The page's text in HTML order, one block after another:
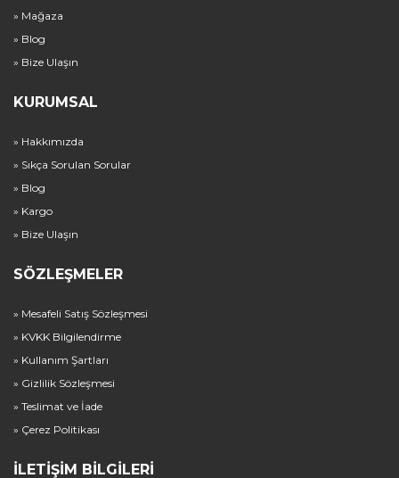
» Mağaza
» Blog
» Bize Ulaşın
KURUMSAL
» Hakkımızda
» Sıkça Sorulan Sorular
» Blog
» Kargo
» Bize Ulaşın
SÖZLEŞMELER
» Mesafeli Satış Sözleşmesi
» KVKK Bilgilendirme
» Kullanım Şartları
» Gizlilik Sözleşmesi
» Teslimat ve İade
» Çerez Politikası
İLETIŞIM BILGILERI